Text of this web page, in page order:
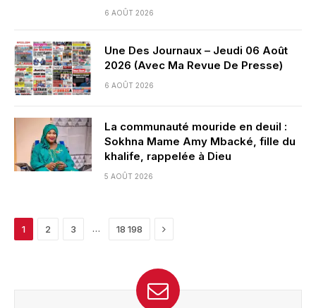
6 AOÛT 2026
Une Des Journaux – Jeudi 06 Août
2026 (Avec Ma Revue De Presse)
6 AOÛT 2026
La communauté mouride en deuil :
Sokhna Mame Amy Mbacké, fille du
khalife, rappelée à Dieu
5 AOÛT 2026
1 2 3 … 18 198 Next